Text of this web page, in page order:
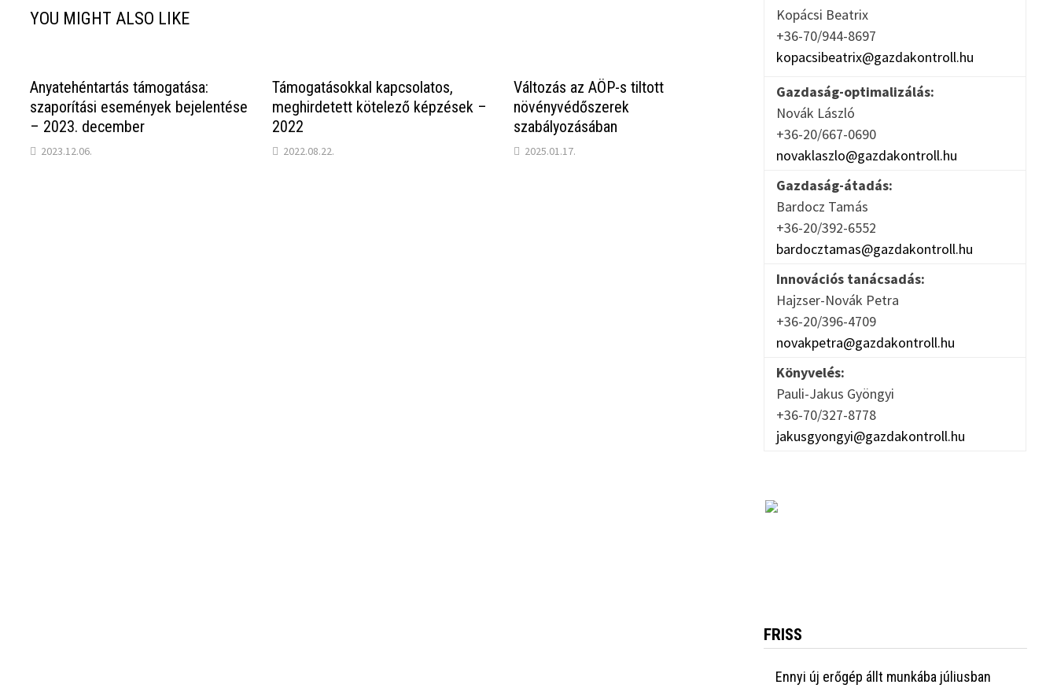
YOU MIGHT ALSO LIKE
Anyatehéntartás támogatása:
szaporítási események bejelentése
– 2023. december
2023.12.06.
Támogatásokkal kapcsolatos,
meghirdetett kötelező képzések –
2022
2022.08.22.
Változás az AÖP-s tiltott
növényvédőszerek
szabályozásában
2025.01.17.
Kopácsi Beatrix
+36-70/944-8697
kopacsibeatrix@gazdakontroll.hu
Gazdaság-optimalizálás:
Novák László
+36-20/667-0690
novaklaszlo@gazdakontroll.hu
Gazdaság-átadás:
Bardocz Tamás
+36-20/392-6552
bardocztamas@gazdakontroll.hu
Innovációs tanácsadás:
Hajzser-Novák Petra
+36-20/396-4709
novakpetra@gazdakontroll.hu
Könyvelés:
Pauli-Jakus Gyöngyi
+36-70/327-8778
jakusgyongyi@gazdakontroll.hu
FRISS
Ennyi új erőgép állt munkába júliusban